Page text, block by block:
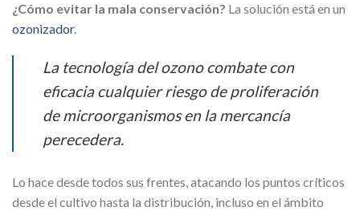
¿Cómo evitar la mala conservación? La solución está en un
ozonizador.
La tecnología del ozono combate con
eficacia cualquier riesgo de proliferación
de microorganismos en la mercancía
perecedera.
Lo hace desde todos sus frentes, atacando los puntos críticos
desde el cultivo hasta la distribución, incluso en el ámbito